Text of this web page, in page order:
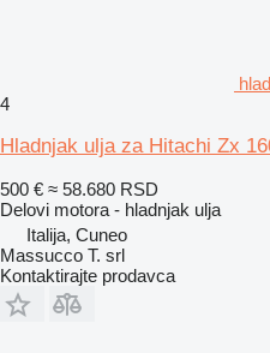
4
Hladnjak ulja za Hitachi Zx
500 € ≈ 58.680 RSD
Delovi motora - hladnjak ulja
Italija, Cuneo
Massucco T. srl
Kontaktirajte prodavca